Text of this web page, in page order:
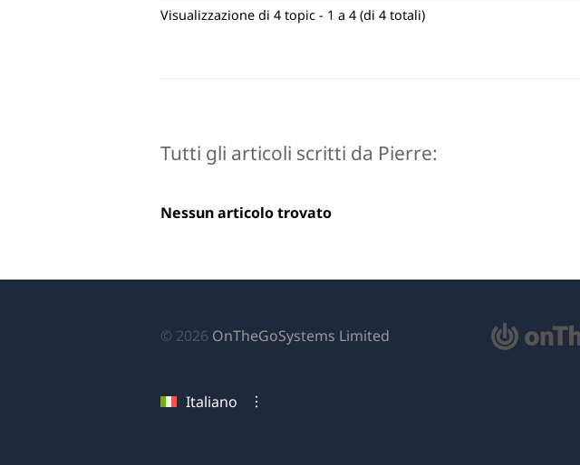
Visualizzazione di 4 topic - 1 a 4 (di 4 totali)
Tutti gli articoli scritti da Pierre:
Nessun articolo trovato
© 2026 OnTheGoSystems Limited
Italiano